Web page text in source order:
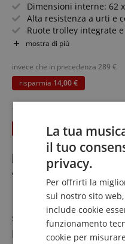
Dimensioni interne: 62
Alta resistenza a urti e
Ruote trolley integrate
Set di schiuma a griglia /
Valvole automatiche di
Polipropilene extra
mostra di più
invece che in precedenza 289 €
risparmia 14,00 €
fino 31.08.2026
safetyBag 3624.400
per Attrezzi 75 x 48 x
La tua
il tuo
privacy.
Per offrirti la
sul nostro sito
include cookie
funzionamento
cookie per